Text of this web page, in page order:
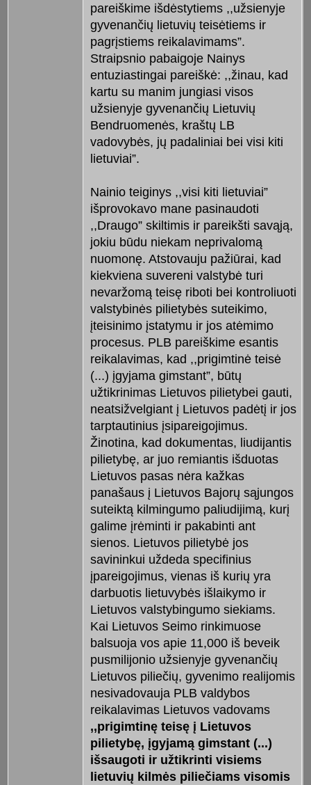
pareiškime išdėstytiems ,,užsienyje
gyvenančių lietuvių teisėtiems ir
pagrįstiems reikalavimams”.
Straipsnio pabaigoje Nainys
entuziastingai pareiškė: ,,žinau, kad
kartu su manim jungiasi visos
užsienyje gyvenančių Lietuvių
Bendruomenės, kraštų LB
vadovybės, jų padaliniai bei visi kiti
lietuviai”.
Nainio teiginys ,,visi kiti lietuviai”
išprovokavo mane pasinaudoti
,,Draugo” skiltimis ir pareikšti savąją,
jokiu būdu niekam neprivalomą
nuomonę. Atstovauju pažiūrai, kad
kiekviena suvereni valstybė turi
nevaržomą teisę riboti bei kontroliuoti
valstybinės pilietybės suteikimo,
įteisinimo įstatymu ir jos atėmimo
procesus. PLB pareiškime esantis
reikalavimas, kad ,,prigimtinė teisė
(...) įgyjama gimstant”, būtų
užtikrinimas Lietuvos pilietybei gauti,
neatsižvelgiant į Lietuvos padėtį ir jos
tarptautinius įsipareigojimus.
Žinotina, kad dokumentas, liudijantis
pilietybę, ar juo remiantis išduotas
Lietuvos pasas nėra kažkas
panašaus į Lietuvos Bajorų sąjungos
suteiktą kilmingumo paliudijimą, kurį
galime įrėminti ir pakabinti ant
sienos. Lietuvos pilietybė jos
savininkui uždeda specifinius
įpareigojimus, vienas iš kurių yra
darbuotis lietuvybės išlaikymo ir
Lietuvos valstybingumo siekiams.
Kai Lietuvos Seimo rinkimuose
balsuoja vos apie 11,000 iš beveik
pusmilijonio užsienyje gyvenančių
Lietuvos piliečių, gyvenimo realijomis
nesivadovauja PLB valdybos
reikalavimas Lietuvos vadovams
,,prigimtinę teisę į Lietuvos
pilietybę, įgyjamą gimstant (...)
išsaugoti ir užtikrinti visiems
lietuvių kilmės piliečiams visomis